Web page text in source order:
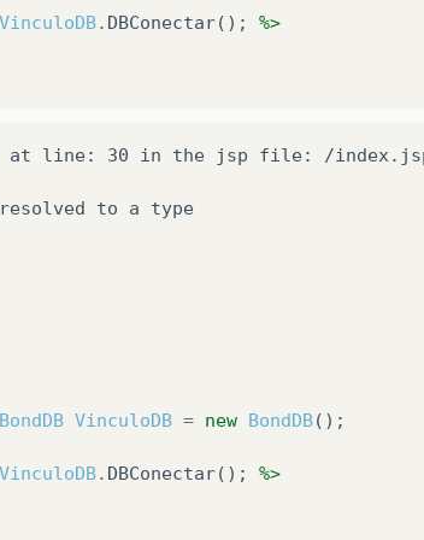
VinculoDB. DBConectar(); %>
at line: 30 in the jsp file: /
resolved to a type
BondDB VinculoDB = new BondDB();
VinculoDB. DBConectar(); %>